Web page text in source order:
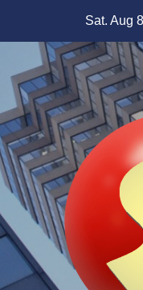
content
Sat. Aug